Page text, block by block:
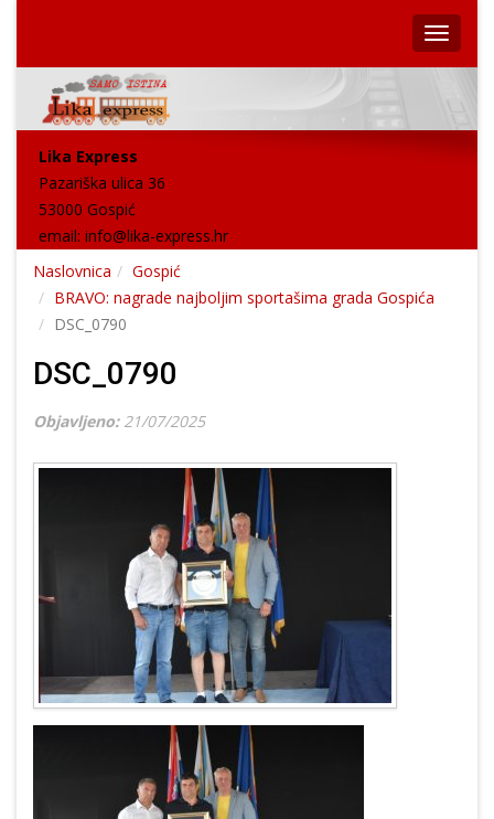
Lika Express
Pazariška ulica 36
53000 Gospić
email: info@lika-express.hr
Naslovnica
Gospić
BRAVO: nagrade najboljim sportašima grada Gospića
DSC_0790
DSC_0790
Objavljeno: 21/07/2025